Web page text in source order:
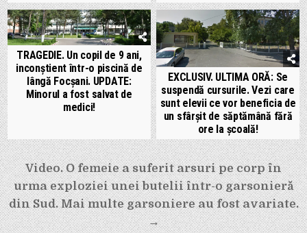
TRAGEDIE. Un copil de 9 ani,
inconștient într-o piscină de
lângă Focșani. UPDATE:
Minorul a fost salvat de
medici!
EXCLUSIV. ULTIMA ORĂ: Se
suspendă cursurile. Vezi care
sunt elevii ce vor beneficia de
un sfârșit de săptămână fără
ore la școală!
Navigare
în
articole
Video. O femeie a suferit arsuri pe corp în
urma exploziei unei butelii într-o garsonieră
din Sud. Mai multe garsoniere au fost avariate.
→